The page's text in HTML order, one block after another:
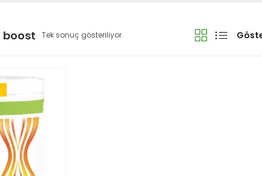
boost Tek sonuç gösteriliyor